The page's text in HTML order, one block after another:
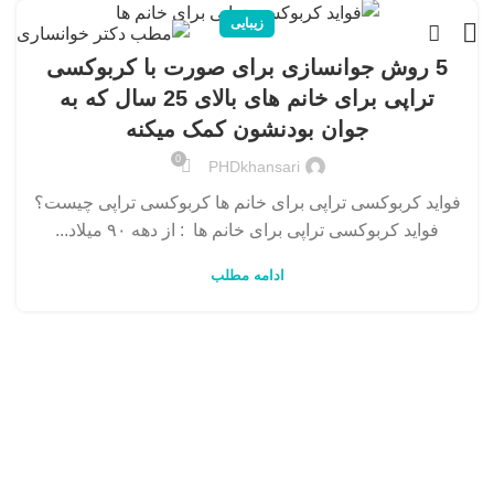
زیبایی
5 روش جوانسازی برای صورت با کربوکسی
تراپی برای خانم های بالای 25 سال که به
جوان بودنشون کمک میکنه
PHDkhansari
0
فواید کربوکسی تراپی برای خانم ها کربوکسی تراپی چیست؟
فواید کربوکسی تراپی برای خانم ها : از دهه ۹۰ میلاد...
ادامه مطلب